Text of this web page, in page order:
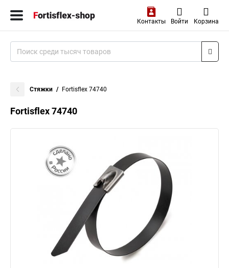
Контакты Войти Корзина
Стяжки Fortisflex 74740
Fortisflex 74740